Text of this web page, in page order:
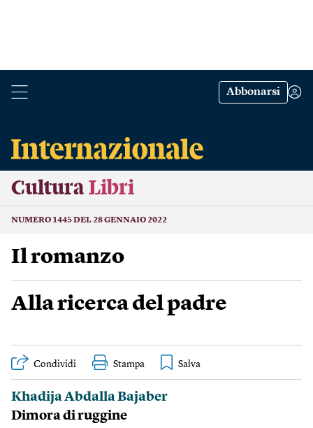
Abbonarsi
Cultura Libri
NUMERO 1445 DEL 28 GENNAIO 2022
Il romanzo
Alla ricerca del padre
Condividi Stampa
Khadija Abdalla Bajaber
Dimora di ruggine